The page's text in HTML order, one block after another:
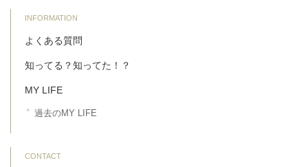
INFORMATION
よくある質問
知ってる？知ってた！？
MY LIFE
過去のMY LIFE
CONTACT